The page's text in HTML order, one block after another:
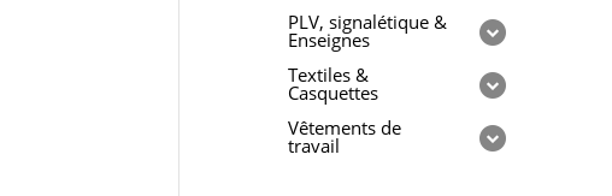
PLV, signalétique &
Enseignes
Textiles &
Casquettes
Vêtements de
travail